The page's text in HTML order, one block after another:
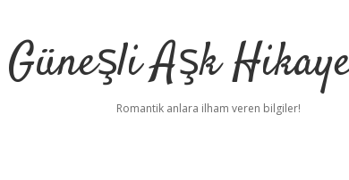
Güneşli Aşk
Romantik anlara ilham veren bilgiler!